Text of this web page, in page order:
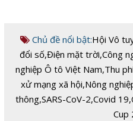
Chủ đề nổi bật:Hội Vô
đổi số,Điện mặt trời,Công
nghiệp Ô tô Việt Nam,Thu
xử mạng xã hội,Nông
thông,SARS-CoV-2,Covid 19,
Cup